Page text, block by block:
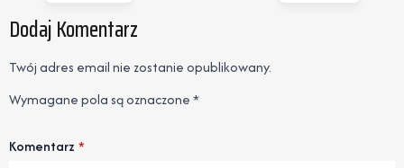
Dodaj Komentarz
Twój adres email nie zostanie opublikowany.
Wymagane pola są oznaczone*
Komentarz *